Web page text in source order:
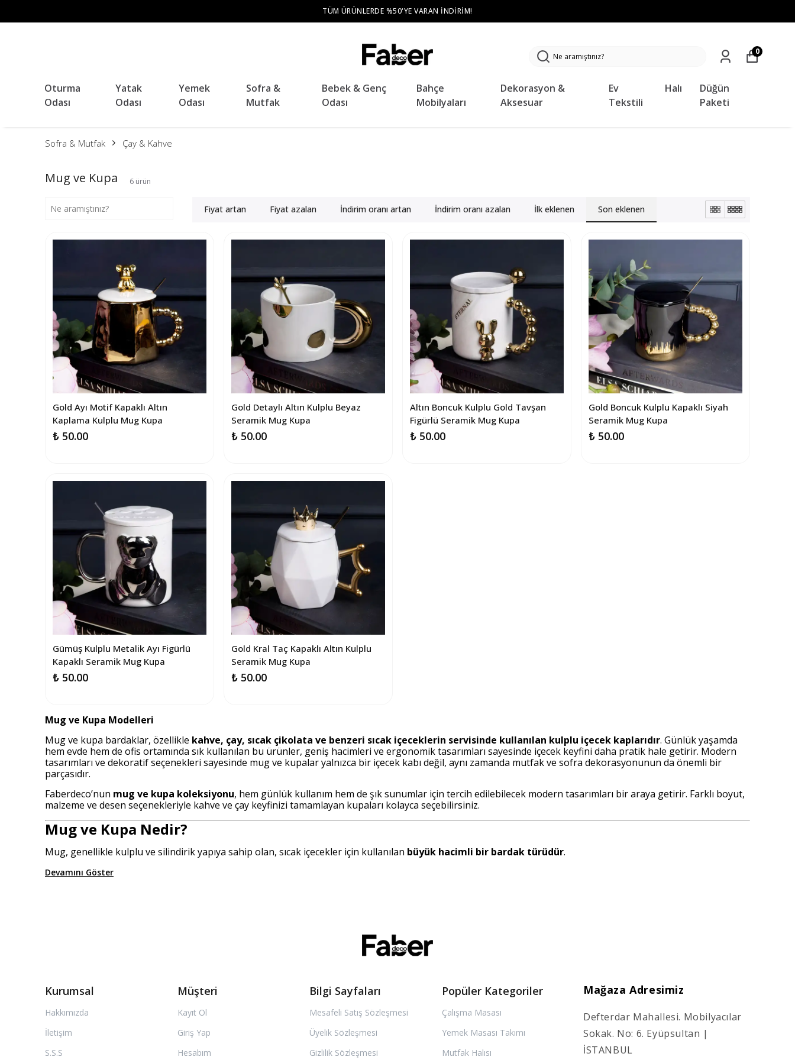
TÜM ŞEHIR MERKEZLERINE ÜCRETSIZ TESLIMAT VE KURULUM
Oturma
Odası
Yatak
Odası
Yemek
Odası
Sofra &
Mutfak
Bebek & Genç
Odası
Bahçe
Mobilyaları
Dekorasyon &
Aksesuar
Ev
Tekstili
Halı
Düğün
Paketi
0
Sofra & Mutfak Çay & Kahve
Mug ve Kupa 6 ürün
Fiyat artan Fiyat azalan İndirim oranı artan İndirim oranı azalan İlk eklenen Son eklenen
Gold Ayı Motif Kapaklı Altın
Kaplama Kulplu Mug Kupa
₺ 50.00
Gold Detaylı Altın Kulplu Beyaz
Seramik Mug Kupa
₺ 50.00
Altın Boncuk Kulplu Gold Tavşan
Figürlü Seramik Mug Kupa
₺ 50.00
Gold Boncuk Kulplu Kapaklı Siyah
Seramik Mug Kupa
₺ 50.00
Gümüş Kulplu Metalik Ayı Figürlü
Kapaklı Seramik Mug Kupa
₺ 50.00
Gold Kral Taç Kapaklı Altın Kulplu
Seramik Mug Kupa
₺ 50.00
Mug ve Kupa Modelleri
Mug ve kupa bardaklar, özellikle kahve, çay, sıcak çikolata ve benzeri sıcak içeceklerin servisinde kullanılan kulplu içecek kaplarıdır. Günlük yaşamda
hem evde hem de ofis ortamında sık kullanılan bu ürünler, geniş hacimleri ve ergonomik tasarımları sayesinde içecek keyfini daha pratik hale getirir. Modern
tasarımları ve dekoratif seçenekleri sayesinde mug ve kupalar yalnızca bir içecek kabı değil, aynı zamanda mutfak ve sofra dekorasyonunun da önemli bir
parçasıdır.
Faberdeco’nun mug ve kupa koleksiyonu, hem günlük kullanım hem de şık sunumlar için tercih edilebilecek modern tasarımları bir araya getirir. Farklı boyut,
malzeme ve desen seçenekleriyle kahve ve çay keyfinizi tamamlayan kupaları kolayca seçebilirsiniz.
Mug ve Kupa Nedir?
Mug, genellikle kulplu ve silindirik yapıya sahip olan, sıcak içecekler için kullanılan büyük hacimli bir bardak türüdür.
Devamını Göster
Kurumsal
Hakkımızda
İletişim
S.S.S
Müşteri
Kayıt Ol
Giriş Yap
Hesabım
Bilgi Sayfaları
Mesafeli Satış Sözleşmesi
Üyelik Sözleşmesi
Gizlilik Sözleşmesi
Popüler Kategoriler
Çalışma Masası
Yemek Masası Takımı
Mutfak Halısı
Mağaza Adresimiz
Defterdar Mahallesi. Mobilyacılar
Sokak. No: 6. Eyüpsultan |
İSTANBUL